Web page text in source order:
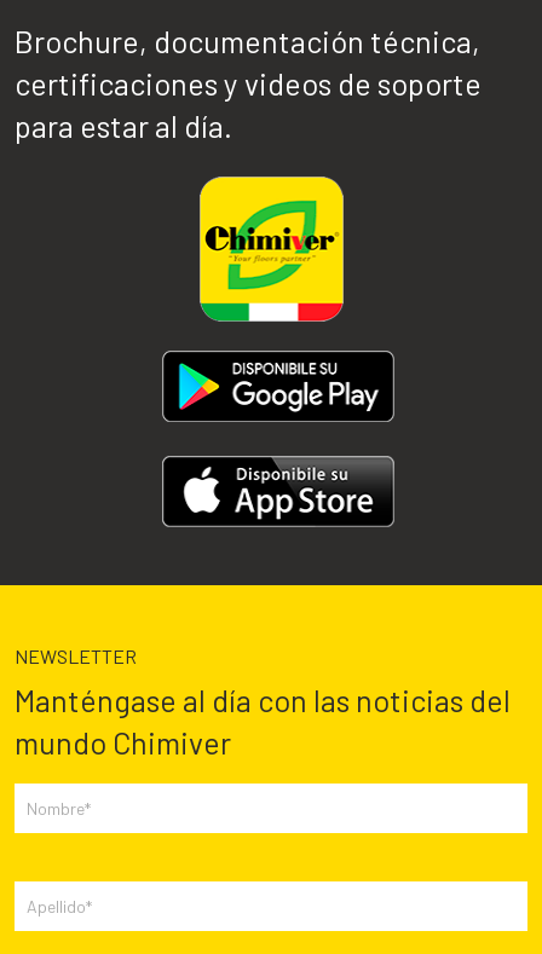
Brochure, documentación técnica,
certificaciones y videos de soporte
para estar al día.
NEWSLETTER
Manténgase al día con las noticias del
mundo Chimiver